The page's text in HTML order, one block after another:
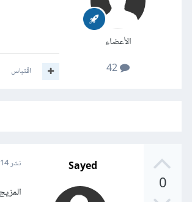
الأعضاء
اقتباس
0
Sayed نشر14 أغسطس 2015